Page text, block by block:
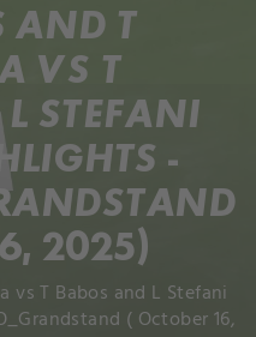
AND T
VS T
STEFANI
-
2025)
T Babos and L Stefani
( October 16,